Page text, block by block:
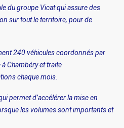
du groupe Vicat qui assure des
sur tout le territoire, pour de
240 véhicules coordonnés par
Chambéry et traite
chaque mois.
permet d’accélérer la mise en
les volumes sont importants et